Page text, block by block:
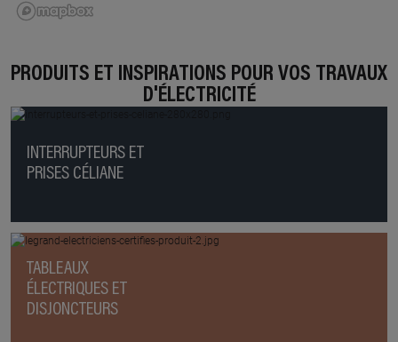
PRODUITS ET INSPIRATIONS POUR VOS TRAVAUX
D'ÉLECTRICITÉ
INTERRUPTEURS ET
PRISES CÉLIANE
TABLEAUX
ÉLECTRIQUES ET
DISJONCTEURS